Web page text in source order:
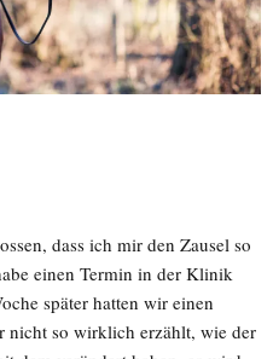
dass ich mir den Zausel so
einen Termin in der Klinik
später hatten wir einen
nicht so wirklich erzählt, wie der